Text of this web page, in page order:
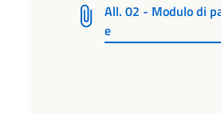
All. 02 - Modulo di
e